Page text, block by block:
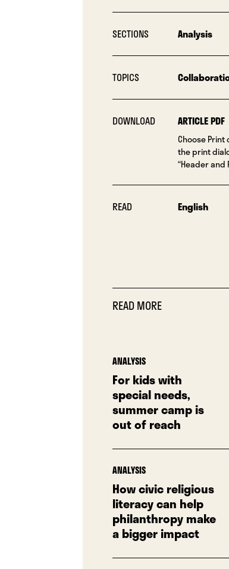
SECTIONS Analysis
TOPICS
DOWNLOAD ARTICLE PDF
Choose Print
the print
“Header and
READ English
READ MORE
ANALYSIS
For kids with
special needs,
summer camp is
out of reach
ANALYSIS
How civic religious
literacy can help
philanthropy make
a bigger impact